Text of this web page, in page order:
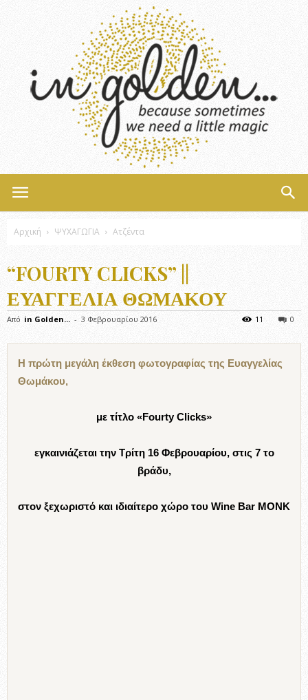
Αρχική ΨΥΧΑΓΩΓΙΑ Ατζέντα
“FOURTY CLICKS” ||
ΕΥΑΓΓΕΛΊΑ ΘΩΜΆΚΟΥ
Από in Golden... - 3 Φεβρουαρίου 2016 0
11
Η πρώτη μεγάλη έκθεση φωτογραφίας της Ευαγγελίας
Θωμάκου,
με τίτλο «Fourty Clicks»
εγκαινιάζεται την Τρίτη 16 Φεβρουαρίου, στις 7 το
βράδυ,
στον ξεχωριστό και ιδιαίτερο χώρο του Wine Bar MONK